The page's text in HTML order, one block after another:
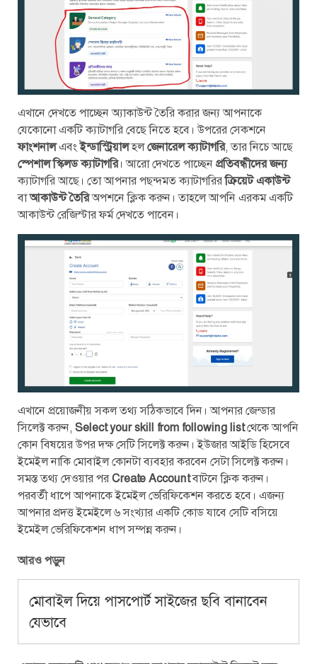
এখানে দেখতে পাচ্ছেন অ্যাকাউন্ট তৈরি করার জন্য আপনাকে
যেকোনো একটি ক্যাটাগরি বেছে নিতে হবে। উপরের সেকশনে
ফাংশনালএবংইন্ডাস্ট্রিয়ালহলজেনারেল ক্যাটাগরি, তার নিচে আছে
স্পেশাল স্কিলড ক্যাটাগরি। আরো দেখতে পাচ্ছেনপ্রতিবন্ধীদের জন্য
ক্যাটাগরি আছে। তো আপনার পছন্দমত ক্যাটাগরিরক্রিয়েট একাউন্ট
বাআকাউন্ট তৈরিঅপশনে ক্লিক করুন। তাহলে আপনি এরকম একটি
আকাউন্ট রেজিস্টার ফর্ম দেখতে পাবেন।
এখানে প্রয়োজনীয় সকল তথ্য সঠিকভাবে দিন। আপনার জেন্ডার
সিলেক্ট করুন, Select your skill from following listথেকে আপনি
কোন বিষয়ের উপর দক্ষ সেটি সিলেক্ট করুন। ইউজার আইডি হিসেবে
ইমেইল নাকি মোবাইল কোনটা ব্যবহার করবেন সেটা সিলেক্ট করুন।
সমস্ত তথ্য দেওয়ার পরCreate Accountবাটনে ক্লিক করুন।
পরবর্তী ধাপে আপনাকে ইমেইল ভেরিফিকেশন করতে হবে। এজন্য
আপনার প্রদত্ত ইমেইলে ৬ সংখ্যার একটি কোড যাবে সেটি বসিয়ে
ইমেইল ভেরিফিকেশন ধাপ সম্পন্ন করুন।
আরও পড়ুন
মোবাইল দিয়ে পাসপোর্ট সাইজের ছবি বানাবেন
যেভাবে